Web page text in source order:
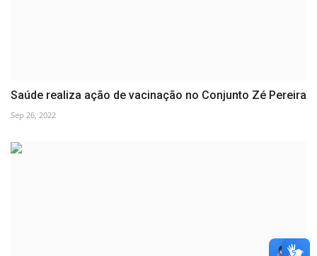
Saúde realiza ação de vacinação no Conjunto Zé Pereira
Sep 26, 2022